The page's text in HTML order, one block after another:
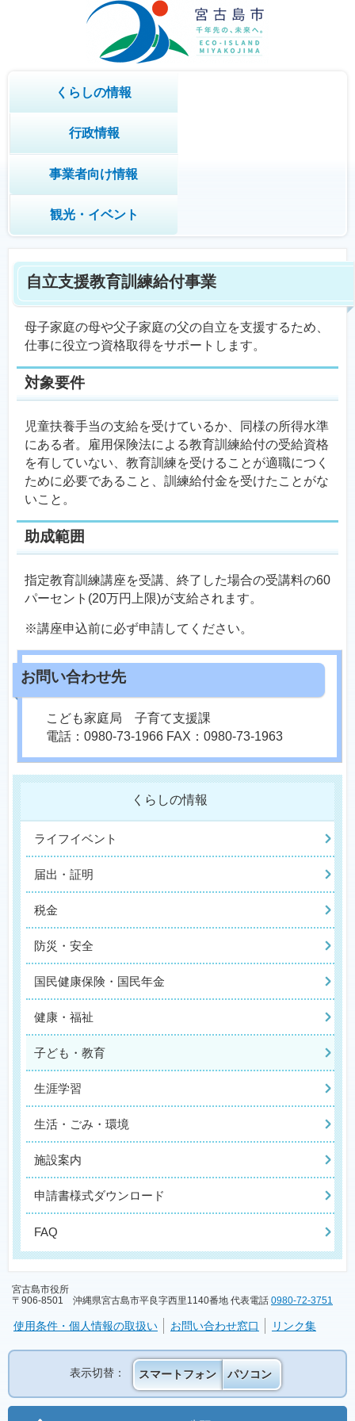
くらしの情報
行政情報
事業者向け情報
観光・イベント
自立支援教育訓練給付事業
母子家庭の母や父子家庭の父の自立を支援するため、
仕事に役立つ資格取得をサポートします。
対象要件
児童扶養手当の支給を受けているか、同様の所得水準
にある者。雇用保険法による教育訓練給付の受給資格
を有していない、教育訓練を受けることが適職につく
ために必要であること、訓練給付金を受けたことがな
いこと。
助成範囲
指定教育訓練講座を受講、終了した場合の受講料の60
パーセント(20万円上限)が支給されます。
※講座申込前に必ず申請してください。
こども家庭局 子育て支援課
電話：0980-73-1966 FAX：0980-73-1963
くらしの情報
ライフイベント
届出・証明
税金
防災・安全
国民健康保険・国民年金
健康・福祉
子ども・教育
生涯学習
生活・ごみ・環境
施設案内
申請書様式ダウンロード
FAQ
宮古島市役所
〒906-8501 沖縄県宮古島市平良字西里1140番地 代表電話 0980-72-3751
使用条件・個人情報の取扱い お問い合わせ窓口 リンク集
表示切替： スマートフォン パソコン